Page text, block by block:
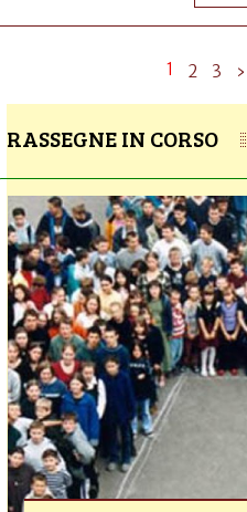
1 2 3 ›
RASSEGNE IN CORSO